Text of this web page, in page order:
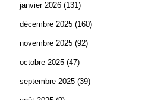
janvier 2026 (131)
décembre 2025 (160)
novembre 2025 (92)
octobre 2025 (47)
septembre 2025 (39)